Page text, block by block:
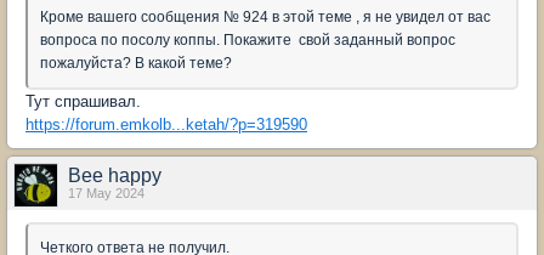
Кроме вашего сообщения № 924 в этой теме , я не увидел от вас
вопроса по посолу коппы. Покажите свой заданный вопрос
пожалуйста? В какой теме?
Тут спрашивал.
https://forum.emkolb...ketah/?p=319590
Bee happy
17 May 2024
Четкого ответа не получил.